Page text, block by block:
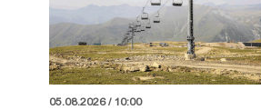
05.08.2026 / 10:00